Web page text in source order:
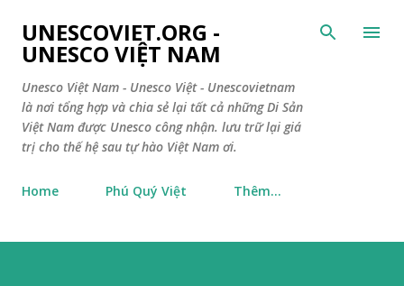
Chuyển đến nội dung chính
UNESCOVIET.ORG -
UNESCO VIỆT NAM
Unesco Việt Nam - Unesco Việt - Unescovietnam
là nơi tổng hợp và chia sẻ lại tất cả những Di Sản
Việt Nam được Unesco công nhận. lưu trữ lại giá
trị cho thế hệ sau tự hào Việt Nam ơi.
Home Phú Quý Việt Thêm…